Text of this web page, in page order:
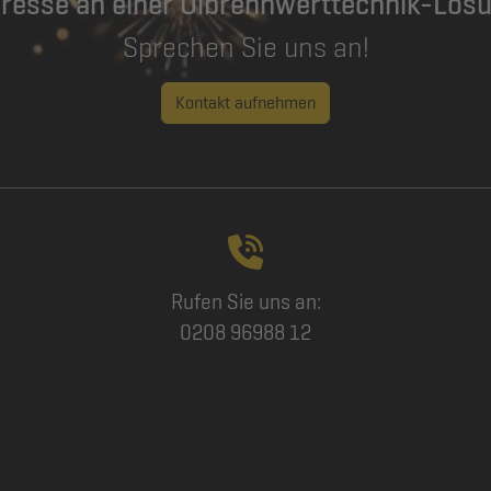
Sprechen Sie uns an!
Kontakt aufnehmen
Rufen Sie uns an:
0208 96988 12